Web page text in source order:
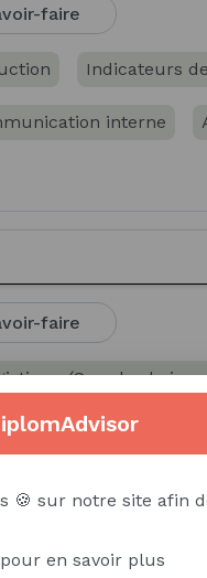
/ Assistante qualité
de la qualité
faire
Indicateurs
interne
faire
(Supply chain
continue
🍪 sur notre site afin
pour en savoir plus